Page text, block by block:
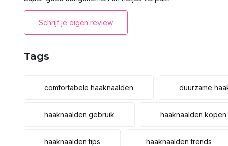
Schrijf je eigen review
Tags
comfortabele haaknaalden duurzame
haaknaalden gebruik haaknaalden kopen
haaknaalden tips haaknaalden trends